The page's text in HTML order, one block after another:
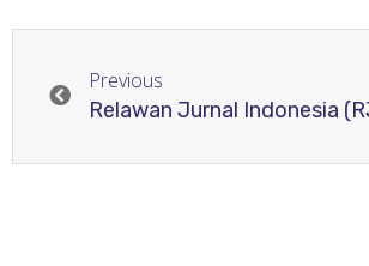
Previous